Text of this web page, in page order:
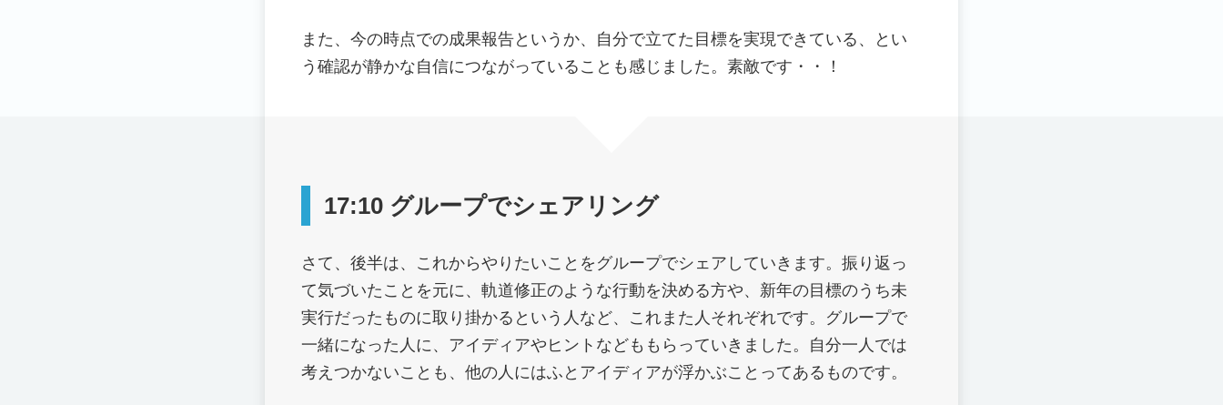
また、今の時点での成果報告というか、自分で立てた目標を実現できている、とい
う確認が静かな自信につながっていることも感じました。素敵です・・！
17:10 グループでシェアリング
さて、後半は、これからやりたいことをグループでシェアしていきます。振り返っ
て気づいたことを元に、軌道修正のような行動を決める方や、新年の目標のうち未
実行だったものに取り掛かるという人など、これまた人それぞれです。グループで
一緒になった人に、アイディアやヒントなどももらっていきました。自分一人では
考えつかないことも、他の人にはふとアイディアが浮かぶことってあるものです。